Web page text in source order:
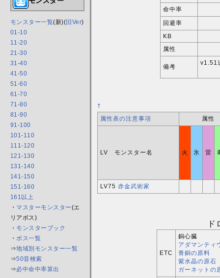
モンスター一覧(新)( 旧Ver)
01-10
11-20
21-30
31-40
41-50
51-60
61-70
71-80
81-90
91-100
101-110
111-120
121-130
131-140
141-150
151-160
161以上
・ マスターモンスター(エ
リアボス)
・ モンスターブック
・ ボス一覧
⇒地域別モンスター一覧
⇒50音検索
⇒必中命中率算出
命中率
回避率
KB
属性
備考
v1.51
†
属性表の注意事項
属性
LV モンスター名 火 氷 雷
LV75 赤金武術家
ETC
銅心臓
アダマンティ
青銅の原料
紫水晶の原石
ガーネットの